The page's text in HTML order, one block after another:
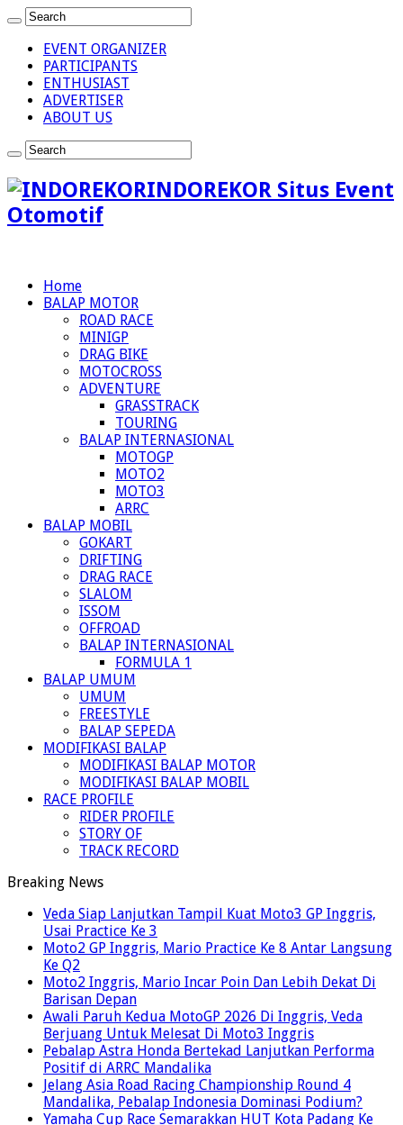
EVENT ORGANIZER
PARTICIPANTS
ENTHUSIAST
ADVERTISER
ABOUT US
INDOREKOR Situs Event
Otomotif
Home
BALAP MOTOR
ROAD RACE
MINIGP
DRAG BIKE
MOTOCROSS
ADVENTURE
GRASSTRACK
TOURING
BALAP INTERNASIONAL
MOTOGP
MOTO2
MOTO3
ARRC
BALAP MOBIL
GOKART
DRIFTING
DRAG RACE
SLALOM
ISSOM
OFFROAD
BALAP INTERNASIONAL
FORMULA 1
BALAP UMUM
UMUM
FREESTYLE
BALAP SEPEDA
MODIFIKASI BALAP
MODIFIKASI BALAP MOTOR
MODIFIKASI BALAP MOBIL
RACE PROFILE
RIDER PROFILE
STORY OF
TRACK RECORD
Breaking News
Veda Siap Lanjutkan Tampil Kuat Moto3 GP Inggris,
Usai Practice Ke 3
Moto2 GP Inggris, Mario Practice Ke 8 Antar Langsung
Ke Q2
Moto2 Inggris, Mario Incar Poin Dan Lebih Dekat Di
Barisan Depan
Awali Paruh Kedua MotoGP 2026 Di Inggris, Veda
Berjuang Untuk Melesat Di Moto3 Inggris
Pebalap Astra Honda Bertekad Lanjutkan Performa
Positif di ARRC Mandalika
Jelang Asia Road Racing Championship Round 4
Mandalika, Pebalap Indonesia Dominasi Podium?
Yamaha Cup Race Semarakkan HUT Kota Padang Ke